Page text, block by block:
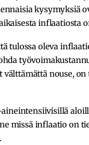
kysymyksiä
inflaatiosta
tulossa oleva
nouse,
missä inflaatio on